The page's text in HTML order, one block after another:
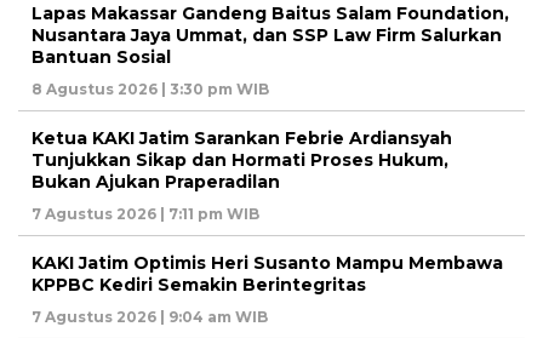
Lapas Makassar Gandeng Baitus Salam Foundation,
Nusantara Jaya Ummat, dan SSP Law Firm Salurkan
Bantuan Sosial
8 Agustus 2026 | 3:30 pm WIB
Ketua KAKI Jatim Sarankan Febrie Ardiansyah
Tunjukkan Sikap dan Hormati Proses Hukum,
Bukan Ajukan Praperadilan
7 Agustus 2026 | 7:11 pm WIB
KAKI Jatim Optimis Heri Susanto Mampu Membawa
KPPBC Kediri Semakin Berintegritas
7 Agustus 2026 | 9:04 am WIB